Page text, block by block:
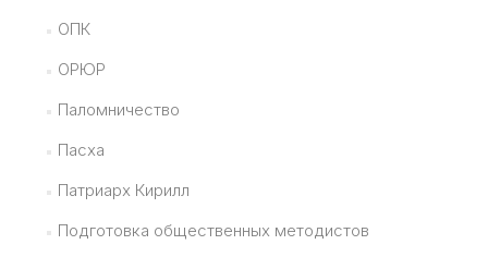
ОПК
ОРЮР
Паломничество
Пасха
Патриарх Кирилл
Подготовка общественных методистов